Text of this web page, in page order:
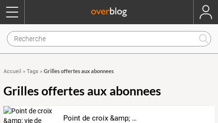
Accueil » Tags » Grilles offertes aux abonnees
Grilles offertes aux abonnees
Point de croix &amp; vie de classe